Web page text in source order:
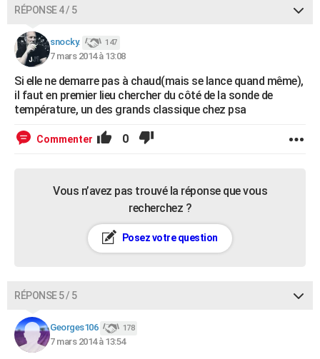
RÉPONSE 4 / 5
snocky. 147
7 mars 2014 à 13:08
Si elle ne demarre pas à chaud(mais se lance quand même),
il faut en premier lieu chercher du côté de la sonde de
température, un des grands classique chez psa
Commenter 0
Vous n’avez pas trouvé la réponse que vous
recherchez ?
Posez votre question
RÉPONSE 5 / 5
Georges106 178
7 mars 2014 à 13:54